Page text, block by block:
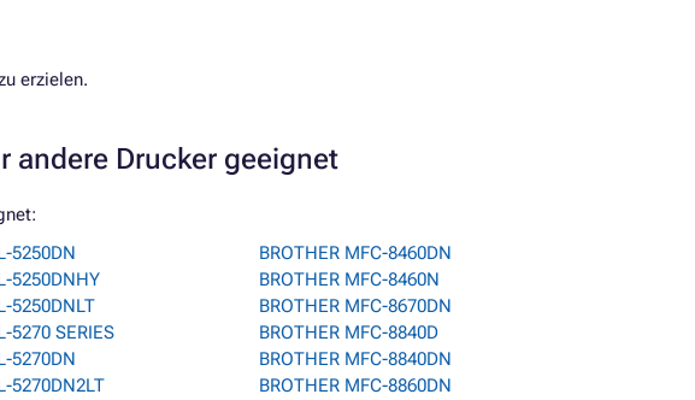
erzielen.
andere Drucker geeignet
5250DN
5250DNHY
5250DNLT
5270 SERIES
5270DN
5270DN2LT
BROTHER MFC-8460DN
BROTHER MFC-8460N
BROTHER MFC-8670DN
BROTHER MFC-8840D
BROTHER MFC-8840DN
BROTHER MFC-8860DN